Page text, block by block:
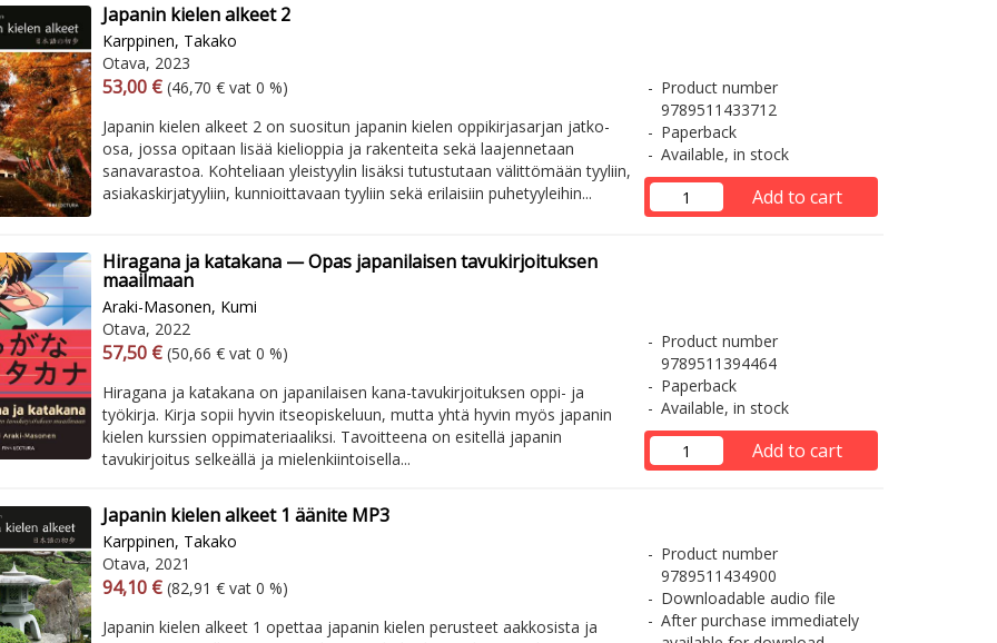
Japanin kielen alkeet 2
Karppinen, Takako
Otava, 2023
Arvonlisäverollinen hinta
53,00 € Excl. vat
(46,70 € vat 0 %)
Japanin kielen alkeet 2 on suositun japanin kielen oppikirjasarjan jatko-
osa, jossa opitaan lisää kielioppia ja rakenteita sekä laajennetaan
sanavarastoa. Kohteliaan yleistyylin lisäksi tutustutaan välittömään tyyliin,
asiakaskirjatyyliin, kunnioittavaan tyyliin sekä erilaisiin puhetyyleihin...
Product number
9789511433712
Paperback
Available, in stock
Add to cart
Hiragana ja katakana — Opas japanilaisen tavukirjoituksen
maailmaan
Araki-Masonen, Kumi
Otava, 2022
Arvonlisäverollinen hinta
57,50 € Excl. vat
(50,66 € vat 0 %)
Hiragana ja katakana on japanilaisen kana-tavukirjoituksen oppi- ja
työkirja. Kirja sopii hyvin itseopiskeluun, mutta yhtä hyvin myös japanin
kielen kurssien oppimateriaaliksi. Tavoitteena on esitellä japanin
tavukirjoitus selkeällä ja mielenkiintoisella...
Product number
9789511394464
Paperback
Available, in stock
Add to cart
Japanin kielen alkeet 1 äänite MP3
Karppinen, Takako
Otava, 2021
Arvonlisäverollinen hinta
94,10 € Excl. vat
(82,91 € vat 0 %)
Japanin kielen alkeet 1 opettaa japanin kielen perusteet aakkosista ja
Product number
9789511434900
Downloadable audio file
After purchase immediately